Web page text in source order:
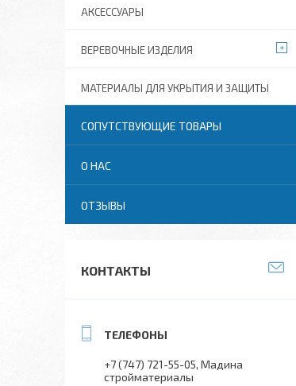
АКСЕССУАРЫ
ВЕРЕВОЧНЫЕ ИЗДЕЛИЯ
МАТЕРИАЛЫ ДЛЯ УКРЫТИЯ И ЗАЩИТЫ
СОПУТСТВУЮЩИЕ ТОВАРЫ
О НАС
ОТЗЫВЫ
КОНТАКТЫ
+7 (747) 721-55-05 Мадина
стройматериалы